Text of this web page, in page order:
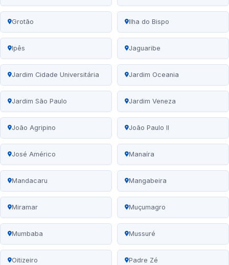
Grotão Ilha do Bispo
Ipês Jaguaribe
Jardim Cidade Universitária Jardim Oceania
Jardim São Paulo Jardim Veneza
João Agripino João Paulo II
José Américo Manaíra
Mandacaru Mangabeira
Miramar Muçumagro
Mumbaba Mussuré
Oitizeiro Padre Zé